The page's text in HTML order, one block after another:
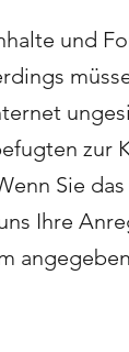
und
zur
Sie
Ihre